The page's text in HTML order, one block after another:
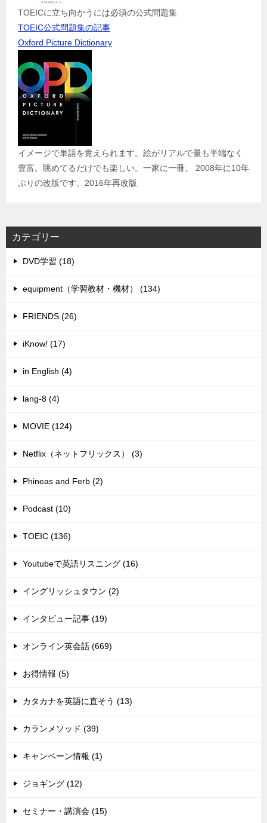
TOEICに立ち向かうには必須の公式問題集
TOEIC公式問題集の記事
Oxford Picture Dictionary
イメージで単語を覚えられます。絵がリアルで量も半端なく
豊富。眺めてるだけでも楽しい。一家に一冊。 2008年に10年
ぶりの改版です。2016年再改版
カテゴリー
DVD学習 (18)
equipment（学習教材・機材） (134)
FRIENDS (26)
iKnow! (17)
in English (4)
lang-8 (4)
MOVIE (124)
Netflix（ネットフリックス） (3)
Phineas and Ferb (2)
Podcast (10)
TOEIC (136)
Youtubeで英語リスニング (16)
イングリッシュタウン (2)
インタビュー記事 (19)
オンライン英会話 (669)
お得情報 (5)
カタカナを英語に直そう (13)
カランメソッド (39)
キャンペーン情報 (1)
ジョギング (12)
セミナー・講演会 (15)